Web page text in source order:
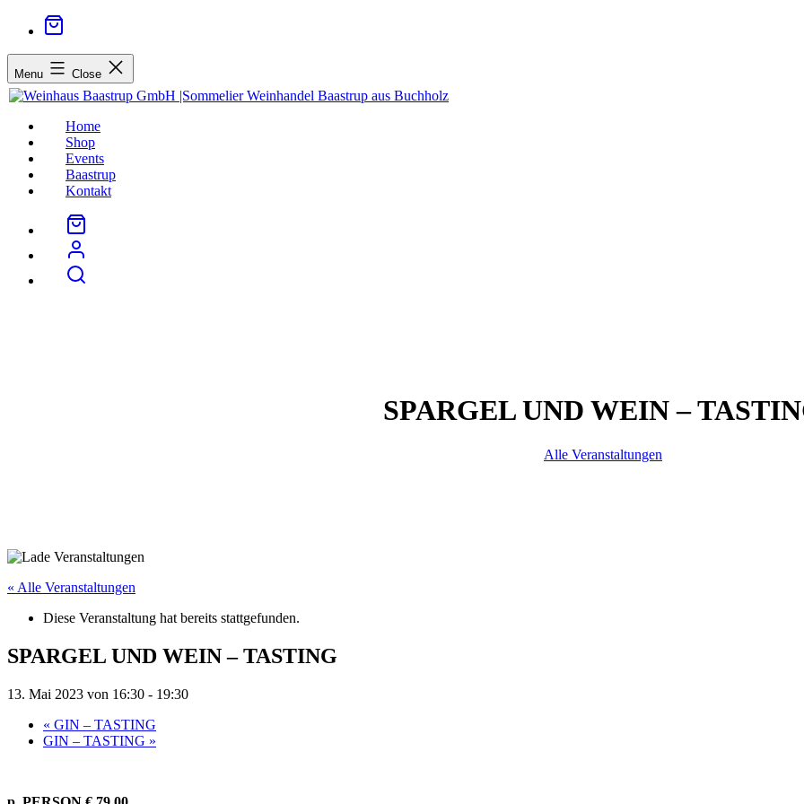
Menu Close
Home
Shop
Events
Baastrup
Kontakt
SPARGEL UND WEIN –
Alle Veranstaltungen
« Alle Veranstaltungen
Diese Veranstaltung hat bereits stattgefunden.
SPARGEL UND WEIN – TASTING
13. Mai 2023 von 16:30 - 19:30
« GIN – TASTING
GIN – TASTING »